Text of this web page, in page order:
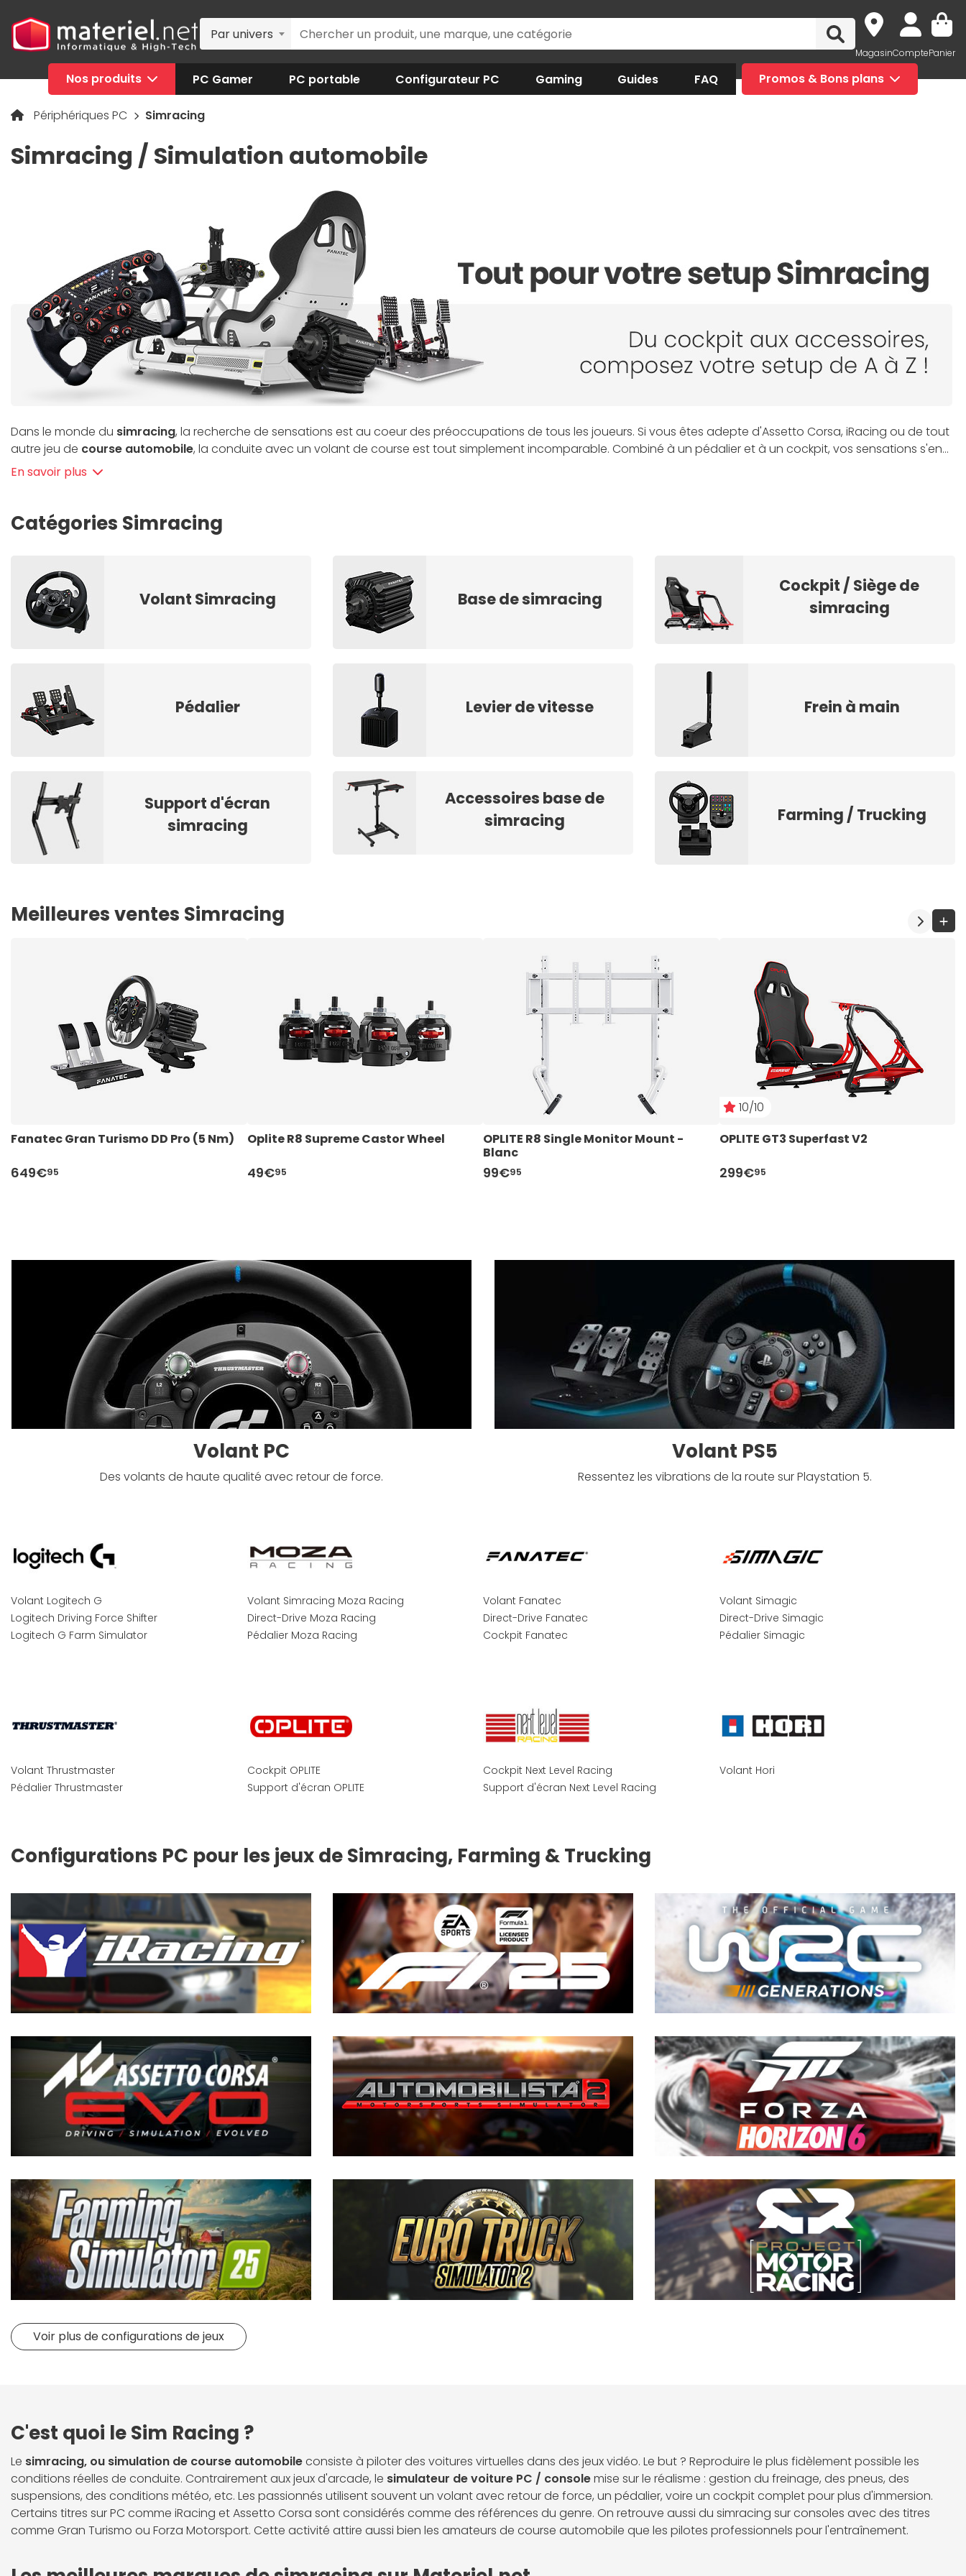
Par univers
MagasinComptePanier
Nos produits PC Gamer PC portable Configurateur PC Gaming Guides FAQ Promos & Bons plans
Périphériques PC Simracing
Simracing / Simulation automobile
Dans le monde du simracing, la recherche de sensations est au coeur des préoccupations de tous les joueurs. Si vous êtes adepte d'Assetto Corsa, iRacing ou de tout
autre jeu de course automobile, la conduite avec un volant de course est tout simplement incomparable. Combiné à un pédalier et à un cockpit, vos sensations s'en
trouvent décuplées ! Les équipes de Materiel.net ont sélectionné pour vous une large gamme de
vivre votre jeu au maximum. Avec des marques leaders comme Logitech et Thrustmaster, ou spécialisées comme Fanatec et Simagic, composez un
En savoir plus
Catégories Simracing
Volant Simracing Base de simracing
Cockpit / Siège de
simracing
Pédalier Levier de vitesse Frein à main
Support d'écran
simracing
Accessoires base de
simracing
Farming / Trucking
Meilleures ventes Simracing
Fanatec Gran Turismo DD Pro (5 Nm)
649€95
Oplite R8 Supreme Castor Wheel
49€95
OPLITE R8 Single Monitor Mount -
Blanc
99€95
10/10
OPLITE GT3 Superfast V2
299€95
Volant PC
Des volants de haute qualité avec retour de force.
Volant PS5
Ressentez les vibrations de la route sur Playstation 5.
Volant Logitech G
Logitech Driving Force Shifter
Logitech G Farm Simulator
Volant Simracing Moza Racing
Direct-Drive Moza Racing
Pédalier Moza Racing
Volant Fanatec
Direct-Drive Fanatec
Cockpit Fanatec
Volant Simagic
Direct-Drive Simagic
Pédalier Simagic
Volant Thrustmaster
Pédalier Thrustmaster
Cockpit OPLITE
Support d'écran OPLITE
Cockpit Next Level Racing
Support d'écran Next Level Racing
Volant Hori
Configurations PC pour les jeux de Simracing, Farming & Trucking
Voir plus de configurations de jeux
C'est quoi le Sim Racing ?
Le simracing, ou simulation de course automobileconsiste à piloter des voitures virtuelles dans des jeux vidéo. Le but ? Reproduire le plus fidèlement possible les
conditions réelles de conduite. Contrairement aux jeux d'arcade, le simulateur de voiture PC / consolemise sur le réalisme : gestion du freinage, des pneus, des
suspensions, des conditions météo, etc. Les passionnés utilisent souvent un volant avec retour de force, un pédalier, voire un cockpit complet pour plus d'immersion.
Certains titres sur PC comme iRacing et Assetto Corsa sont considérés comme des références du genre. On retrouve aussi du simracing sur consoles avec des titres
comme Gran Turismo ou Forza Motorsport. Cette activité attire aussi bien les amateurs de course automobile que les pilotes professionnels pour l'entraînement.